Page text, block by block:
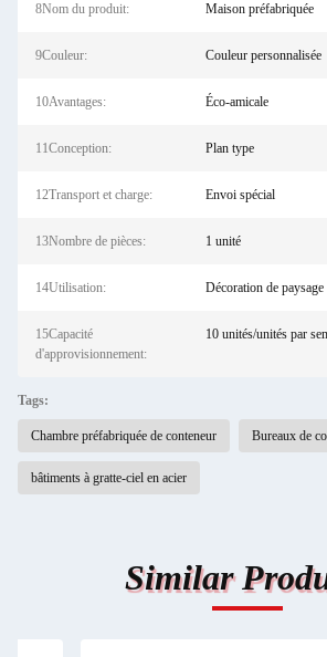
8Nom du produit: Maison préfabriquée
9Couleur: Couleur personnalisée
10Avantages: Éco-amicale
11Conception: Plan type
12Transport et charge: Envoi spécial
13Nombre de pièces: 1 unité
14Utilisation: Décoration de paysage
15Capacité
d'approvisionnement:
10 unités/unités par
Tags:
Chambre préfabriquée de conteneur Bureaux de
bâtiments à gratte-ciel en acier
Similar